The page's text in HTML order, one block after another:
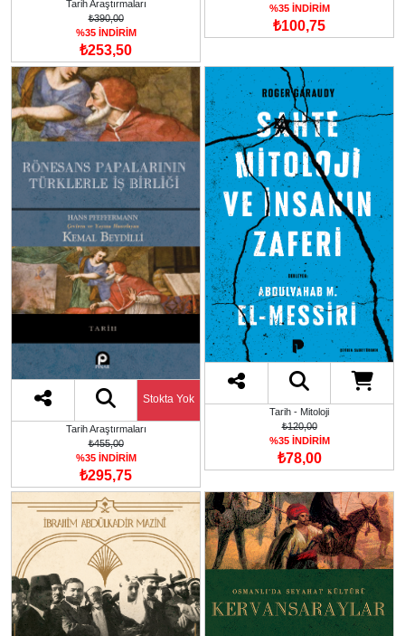
Tarih Araştırmaları
₺390,00
%35 İNDİRİM
₺253,50
%35 İNDİRİM
₺100,75
Stokta Yok
Tarih Araştırmaları
₺455,00
%35 İNDİRİM
₺295,75
Tarih - Mitoloji
₺120,00
%35 İNDİRİM
₺78,00